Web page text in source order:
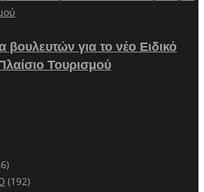
βουλευτών για το νέο Ειδικό
Τουρισμού
(192)